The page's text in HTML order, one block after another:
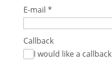
E-mail *
Callback
I would like a callback